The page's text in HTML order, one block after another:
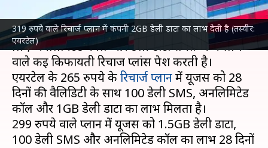
319 रुपये वाले रिचार्ज प्लान में कंपनी 2GB डेली डाटा का लाभ देती है (तस्वीर:
एयरटेल)
क्या है खबर?
टेलीकॉम दिग्गज कंपनीभारती एयरटेलअपने यूजर्स के
लिए अनलिमिटेड कॉल और डेली डाटा समेत अन्य लाभ
वाले कई किफायती रिचार्ज प्लांस पेश करती है।
एयरटेल के 265 रुपये केरिचार्ज प्लानमें यूजर्स को 28
दिनों की वैलिडिटी के साथ 100 डेली SMS, अनलिमिटेड
कॉल और 1GB डेली डाटा का लाभ मिलता है।
299 रुपये वाले प्लान में यूजर्स को 1.5GB डेली डाटा,
100 डेली SMS और अनलिमिटेड कॉल का लाभ 28 दिनों